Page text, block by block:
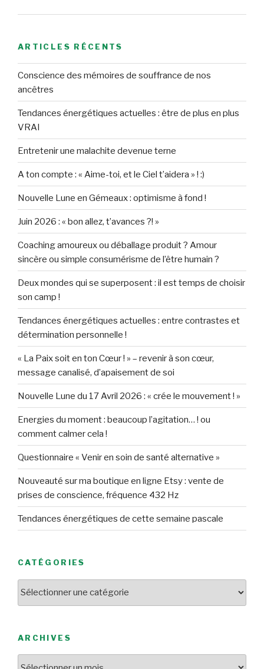
ARTICLES RÉCENTS
Conscience des mémoires de souffrance de nos
ancêtres
Tendances énergétiques actuelles : être de plus en plus
VRAI
Entretenir une malachite devenue terne
A ton compte : « Aime-toi, et le Ciel t’aidera » ! :)
Nouvelle Lune en Gémeaux : optimisme à fond !
Juin 2026 : « bon allez, t’avances ?! »
Coaching amoureux ou déballage produit ? Amour
sincère ou simple consumérisme de l’être humain ?
Deux mondes qui se superposent : il est temps de choisir
son camp !
Tendances énergétiques actuelles : entre contrastes et
détermination personnelle !
« La Paix soit en ton Cœur ! » – revenir à son cœur,
message canalisé, d’apaisement de soi
Nouvelle Lune du 17 Avril 2026 : « crée le mouvement ! »
Energies du moment : beaucoup l’agitation… ! ou
comment calmer cela !
Questionnaire « Venir en soin de santé alternative »
Nouveauté sur ma boutique en ligne Etsy : vente de
prises de conscience, fréquence 432 Hz
Tendances énergétiques de cette semaine pascale
CATÉGORIES
ARCHIVES